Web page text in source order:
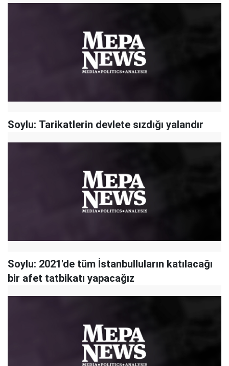
Soylu: Tarikatlerin devlete sızdığı yalandır
Soylu: 2021'de tüm İstanbulluların katılacağı
bir afet tatbikatı yapacağız